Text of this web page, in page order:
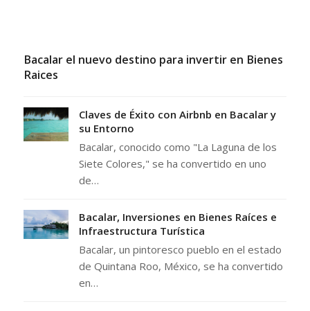
Bacalar el nuevo destino para invertir en Bienes
Raices
Claves de Éxito con Airbnb en Bacalar y
su Entorno
Bacalar, conocido como "La Laguna de los
Siete Colores," se ha convertido en uno
de…
Bacalar, Inversiones en Bienes Raíces e
Infraestructura Turística
Bacalar, un pintoresco pueblo en el estado
de Quintana Roo, México, se ha convertido
en…